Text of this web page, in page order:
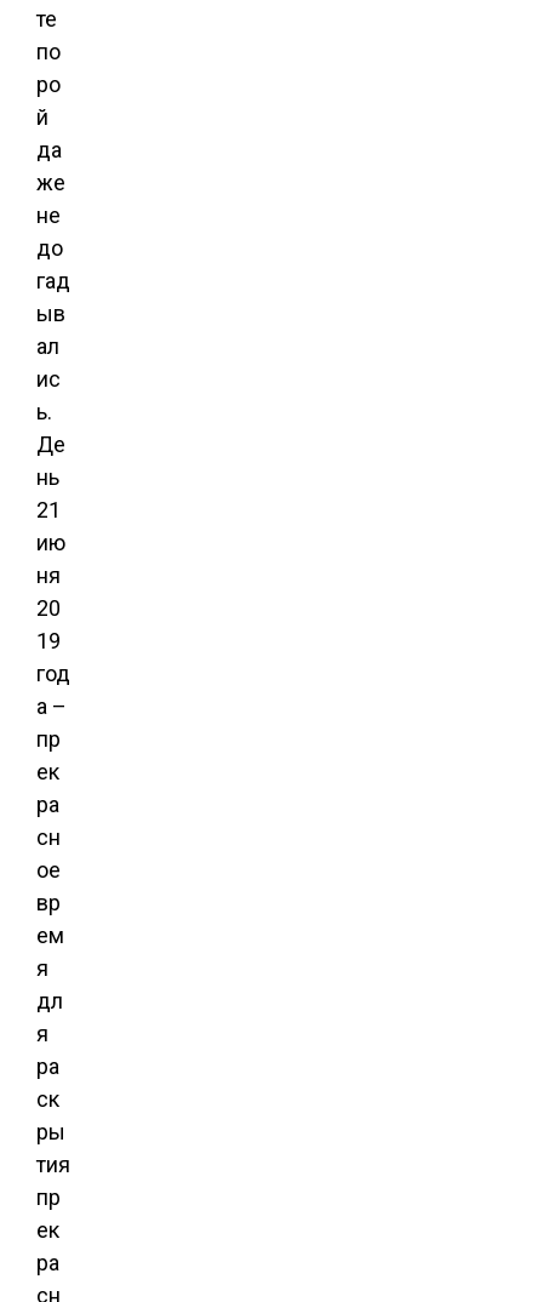
те
по
ро
й
да
же
не
до
гад
ыв
ал
ис
ь.
Де
нь
21
ию
ня
20
19
год
а –
пр
ек
ра
сн
ое
вр
ем
я
дл
я
ра
ск
ры
тия
пр
ек
ра
сн